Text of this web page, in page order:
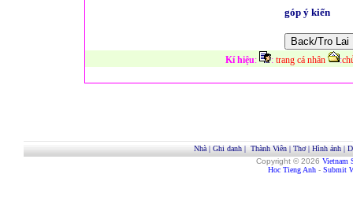
góp ý kiến
Kí hiệu: : trang cá nhân :
Nhà| Ghi danh| Thành Viên| Thơ| Hình ảnh|
Copyright © 2026 Vietnam
Hoc Tieng Anh - Submit